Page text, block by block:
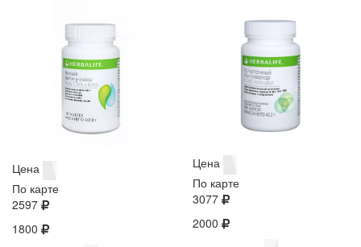
Цена
По карте
2597
1800
Цена
По карте
3077
2000